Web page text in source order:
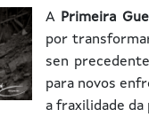
A Primeira
por
sen
para novos
a fraxilidade da